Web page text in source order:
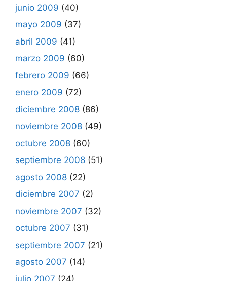
junio 2009 (40)
mayo 2009 (37)
abril 2009 (41)
marzo 2009 (60)
febrero 2009 (66)
enero 2009 (72)
diciembre 2008 (86)
noviembre 2008 (49)
octubre 2008 (60)
septiembre 2008 (51)
agosto 2008 (22)
diciembre 2007 (2)
noviembre 2007 (32)
octubre 2007 (31)
septiembre 2007 (21)
agosto 2007 (14)
julio 2007 (24)